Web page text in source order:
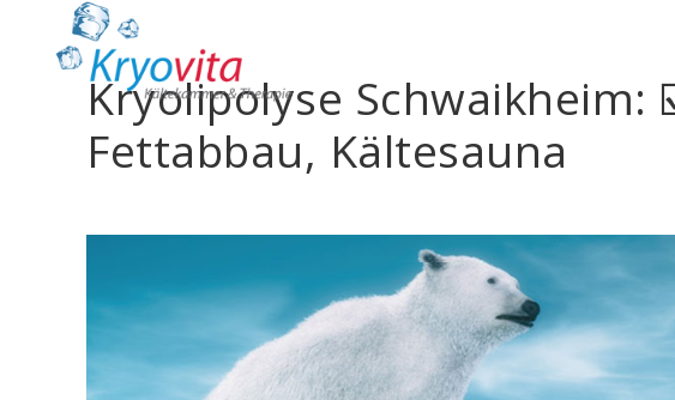
Kryolipolyse
Fettabbau, Kältesauna